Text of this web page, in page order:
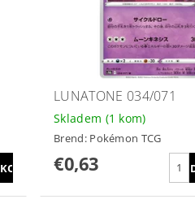
LUNATONE 034/071
Skladem (1 kom)
Brend: Pokémon TCG
€0,63